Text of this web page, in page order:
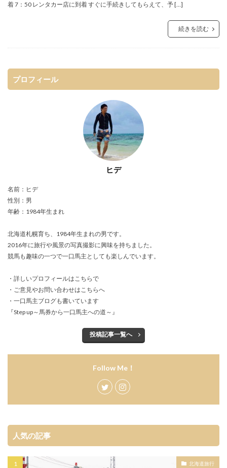
着 7：50 レンタカー店に到着 すぐに手続きしてもらえて、予 […]
続きを読む
プロフィール
ヒデ
名前：ヒデ
性別：男
年齢：1984年生まれ
北海道札幌育ち、1984年生まれの男です。
2016年に旅行や風景の写真撮影に興味を持ちました。
競馬も趣味の一つで一口馬主としても楽しんでいます。
・詳しいプロフィールはこちらで
・ご意見やお問い合わせはこちらへ
・一口馬主ブログも書いています
『Step up～馬券から一口馬主への道～ 』
投稿記事一覧へ
Follow Me！
人気の記事
北海道旅行